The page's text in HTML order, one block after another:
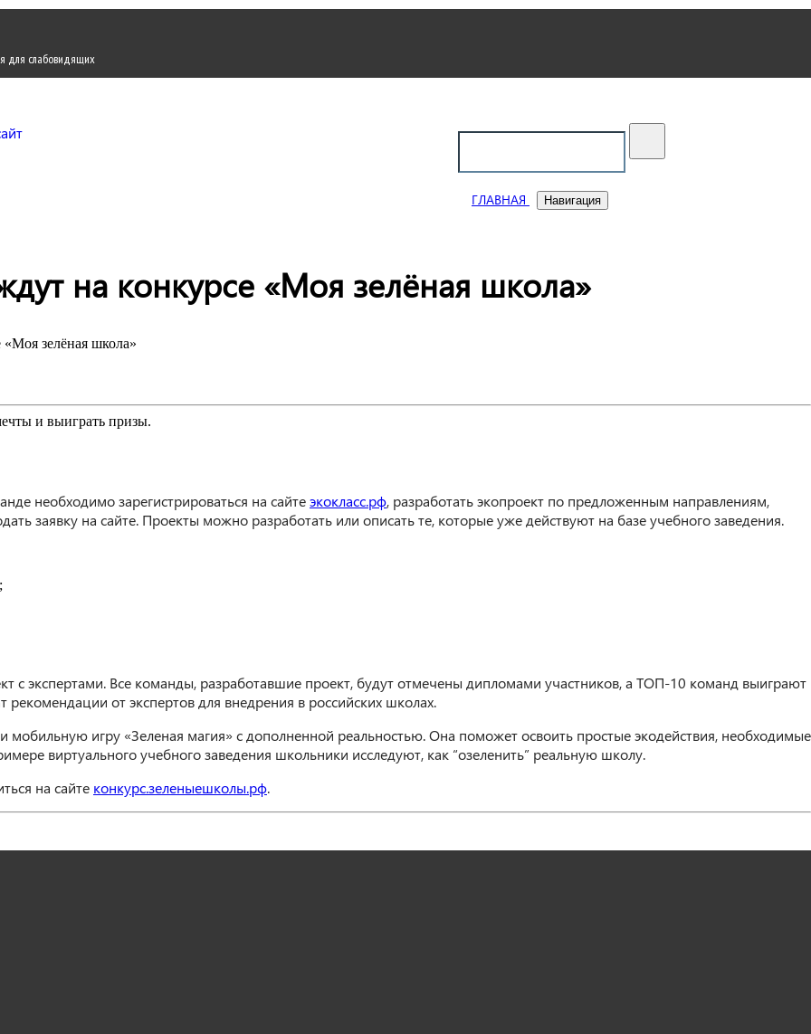
для слабовидящих
ГЛАВНАЯ Навигация
на конкурсе «Моя зелёная школа»
зелёная школа»
и выиграть призы.
необходимо зарегистрироваться на сайтеэкокласс.рф, разработать экопроект по предложенным направлениям,
заявку на сайте. Проекты можно разработать или описать те, которые уже действуют на базе учебного заведения.
с экспертами. Все команды, разработавшие проект, будут отмечены дипломами участников, а ТОП-10 команд выиграют
от экспертов для внедрения в российских школах.
мобильную игру «Зеленая магия» с дополненной реальностью. Она поможет освоить простые экодействия, необходимые
виртуального учебного заведения школьники исследуют, как “озеленить” реальную школу.
на сайте конкурс.зеленыешколы.рф.